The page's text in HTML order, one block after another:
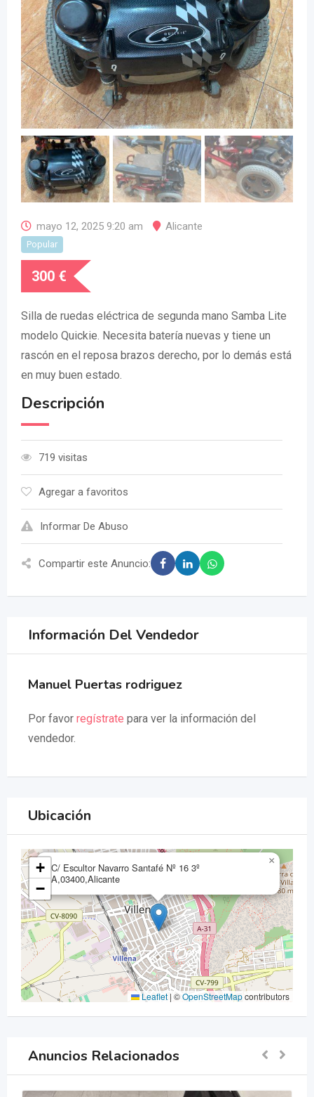
mayo 12, 2025 9:20 am Alicante
Popular
300 €
Silla de ruedas eléctrica de segunda mano Samba Lite
modelo Quickie. Necesita batería nuevas y tiene un
rascón en el reposa brazos derecho, por lo demás está
en muy buen estado.
Descripción
719 visitas
Agregar a favoritos
Informar De Abuso
Compartir este Anuncio:
Información Del Vendedor
Manuel Puertas rodriguez
Por favor regístrate para ver la información del
vendedor.
Ubicación
C/ Escultor Navarro Santafé Nº 16 3º
A,03400,Alicante
×
+
−
Leaflet | ©OpenStreetMapcontributors
Anuncios Relacionados